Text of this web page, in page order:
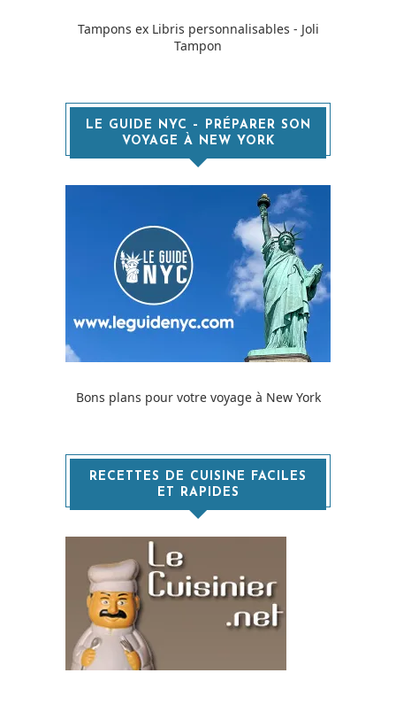
Tampons ex Libris personnalisables - Joli
Tampon
LE GUIDE NYC – PRÉPARER SON
VOYAGE À NEW YORK
Bons plans pour votre voyage à New York
RECETTES DE CUISINE FACILES
ET RAPIDES